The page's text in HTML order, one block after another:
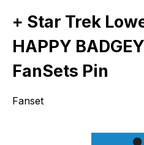
+ Star Trek
HAPPY
FanSets Pin
Fanset